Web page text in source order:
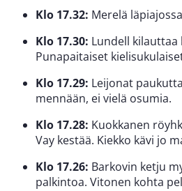
Klo 17.32: Merelä
Klo 17.30: Lundell
Punapaitaiset
Klo 17.29: Leijonat
mennään, ei vielä osumia.
Klo 17.28: Kuokkanen
Vay kestää. Kiekko kävi jo
Klo 17.26: Barkovin ketju
palkintoa. Vitonen kohta